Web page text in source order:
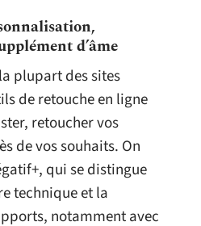
d’âme
plupart des sites
de retouche en ligne
retoucher vos
de vos souhaits. On
qui se distingue
technique et la
notamment avec